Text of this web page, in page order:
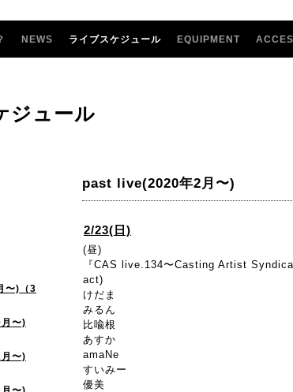
NEWS ライブスケジュール EQUIPMENT
〜)（3
〜)
〜)
ジュール
past live(2020年2月〜)
2/23(日)
(昼)
『CAS live.134〜Casting Artist
act)
けだま
みるん
比喩根
あすか
amaNe
すいみー
優美